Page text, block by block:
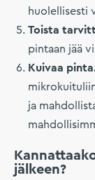
huolellisesti
Toista
pintaan jää
Kuivaa
ja
jälkeen?